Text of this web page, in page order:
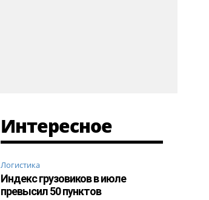
Интересное
Логистика
Индекс грузовиков в июле
превысил 50 пунктов